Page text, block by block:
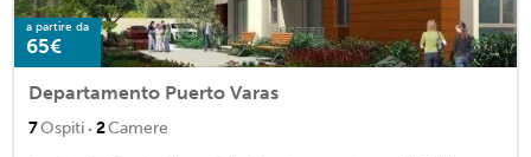
a partire da
65€
Departamento Puerto Varas
7Ospiti · 2Camere